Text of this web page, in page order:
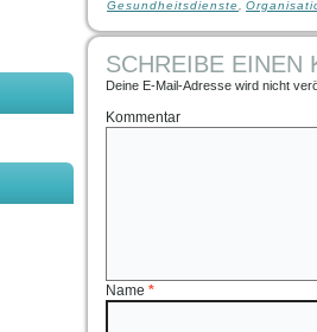
Gesundheitsdienste
SCHREIBE EINEN
Deine E-Mail-Adresse wird nicht
Kommentar
Name *